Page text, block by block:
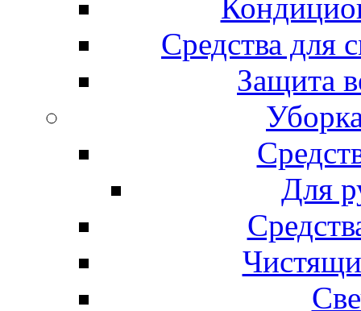
Средства для
Защита
Для